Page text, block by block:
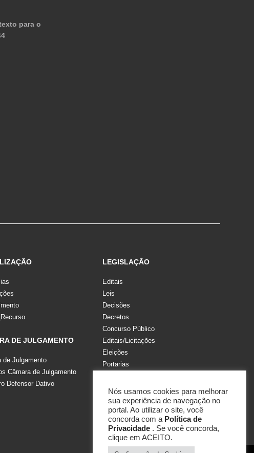
para o
DE JULGAMENTO
de Julgamento
Câmara de Julgamento
Defensor Dativo
LEGISLAÇÃO
Editais
Leis
Decisões
Decretos
Concurso Público
Editais/Licitações
Eleições
Portarias
Resoluções
Nós usamos cookies para melhorar
sua experiência de navegação no
portal. Ao utilizar o site, você
concorda com a Política de
Privacidade . Se você concorda,
clique em ACEITO.